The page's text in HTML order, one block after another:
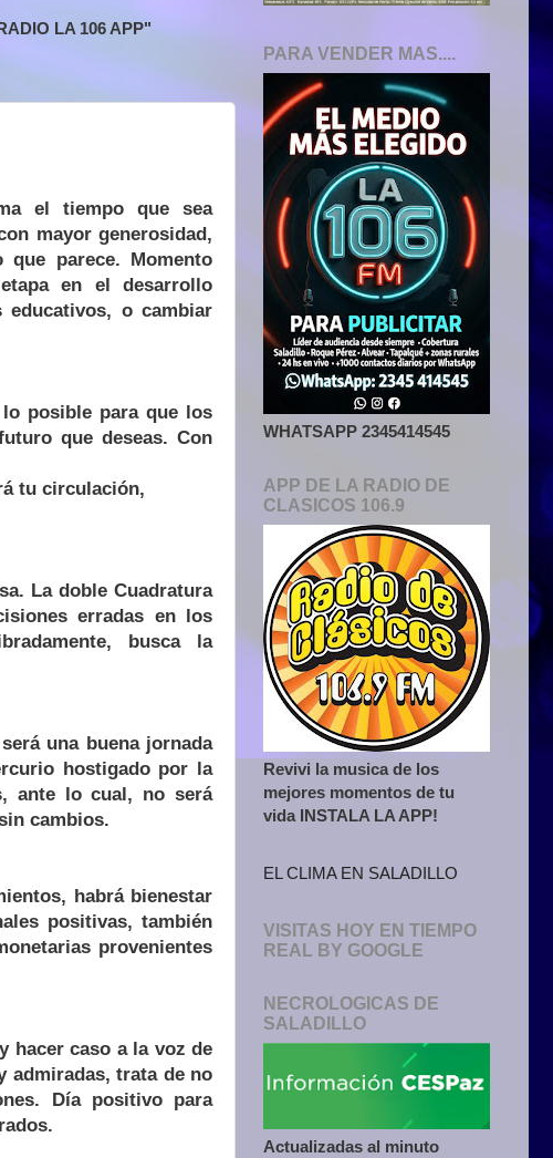
LA 106 APP"
el tiempo que sea
mayor generosidad,
parece. Momento
en el desarrollo
educativos, o cambiar
posible para que los
que deseas. Con
tu circulación,
La doble Cuadratura
erradas en los
busca la
una buena jornada
hostigado por la
ante lo cual, no será
cambios.
habrá bienestar
positivas, también
provenientes
hacer caso a la voz de
admiradas, trata de no
Día positivo para
PARA VENDER MAS....
WHATSAPP 2345414545
APP DE LA RADIO DE
CLASICOS 106.9
Revivi la musica de los
mejores momentos de tu
vida INSTALA LA APP!
EL CLIMA EN SALADILLO
VISITAS HOY EN TIEMPO
REAL BY GOOGLE
NECROLOGICAS DE
SALADILLO
Actualizadas al minuto